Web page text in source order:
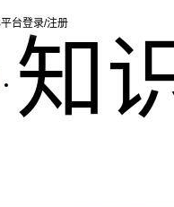
台登录/注册
知